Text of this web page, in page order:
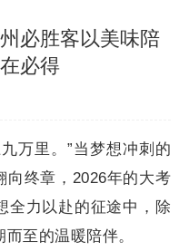
必胜客以美味陪
必得
万里。”当梦想冲刺的
向终章，2026年的大考
全力以赴的征途中，除
至的温暖陪伴。